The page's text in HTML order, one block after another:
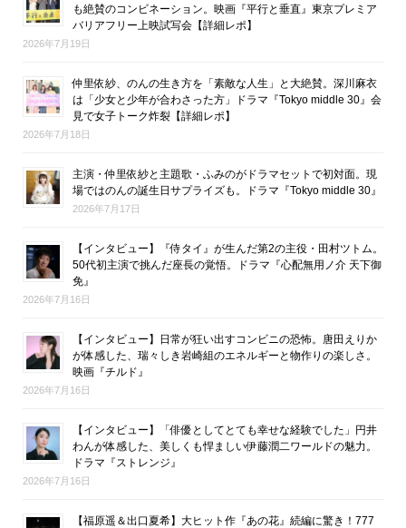
も絶賛のコンビネーション。映画『平行と垂直』東京プレミア
バリアフリー上映試写会【詳細レポ】
2026年7月19日
仲里依紗、のんの生き方を「素敵な人生」と大絶賛。深川麻衣
は「少女と少年が合わさった方」ドラマ『Tokyo middle 30』会
見で女子トーク炸裂【詳細レポ】
2026年7月18日
主演・仲里依紗と主題歌・ふみのがドラマセットで初対面。現
場ではのんの誕生日サプライズも。ドラマ『Tokyo middle 30』
2026年7月17日
【インタビュー】『侍タイ』が生んだ第2の主役・田村ツトム。
50代初主演で挑んだ座長の覚悟。ドラマ『心配無用ノ介 天下御
免』
2026年7月16日
【インタビュー】日常が狂い出すコンビニの恐怖。唐田えりか
が体感した、瑞々しき岩崎組のエネルギーと物作りの楽しさ。
映画『チルド』
2026年7月16日
【インタビュー】「俳優としてとても幸せな経験でした」円井
わんが体感した、美しくも悍ましい伊藤潤二ワールドの魅力。
ドラマ『ストレンジ』
2026年7月16日
【福原遥＆出口夏希】大ヒット作『あの花』続編に驚き！777